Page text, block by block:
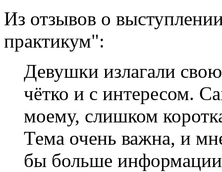
Из отзывов о
практикум":
Девушки излагали
чётко и с интересом.
моему, слишком
Тема очень важна, и
бы больше